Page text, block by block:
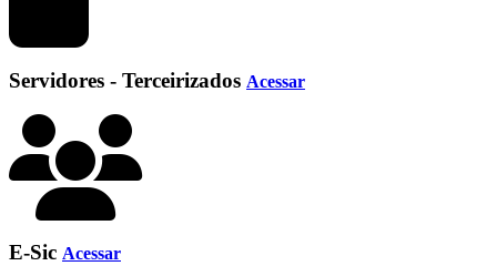
Servidores - Terceirizados Acessar
E-Sic Acessar